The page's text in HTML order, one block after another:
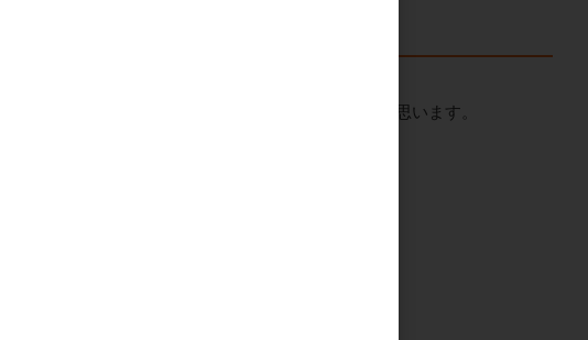
ます。
うに修理をされたのか不安になることもあるかと思います。
を提出いたします。